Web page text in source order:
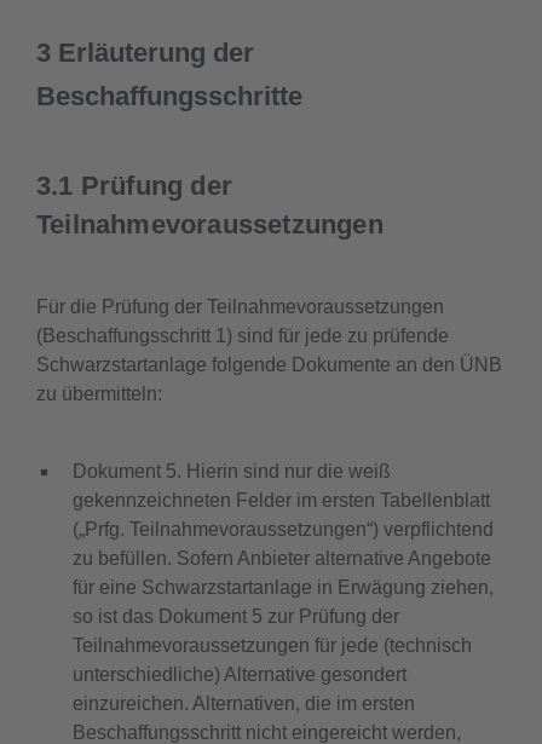
3 Erläuterung der
Beschaffungsschritte
3.1 Prüfung der
Teilnahmevoraussetzungen
Für die Prüfung der Teilnahmevoraussetzungen
(Beschaffungsschritt 1) sind für jede zu prüfende
Schwarzstartanlage folgende Dokumente an den ÜNB
zu übermitteln:
Dokument 5. Hierin sind nur die weiß
gekennzeichneten Felder im ersten Tabellenblatt
(„Prfg. Teilnahmevoraussetzungen“) verpflichtend
zu befüllen. Sofern Anbieter alternative Angebote
für eine Schwarzstartanlage in Erwägung ziehen,
so ist das Dokument 5 zur Prüfung der
Teilnahmevoraussetzungen für jede (technisch
unterschiedliche) Alternative gesondert
einzureichen. Alternativen, die im ersten
Beschaffungsschritt nicht eingereicht werden,